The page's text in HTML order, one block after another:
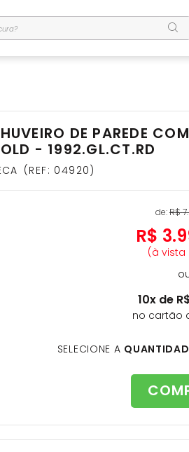
DE PAREDE
- 1992.GL.CT.RD
REF: 04920
de:R$7.
R$ 3.
(à vista
10x de
no cartão
SELECIONE A